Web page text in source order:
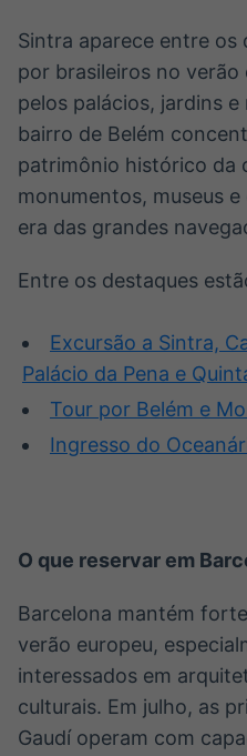
Sintra aparece entre os
por brasileiros no verão
pelos palácios, jardins
bairro de Belém
patrimônio histórico da
monumentos, museus
era das grandes
Entre os destaques
Excursão a Sintra,
Palácio da Pena e
Tour por Belém e
Ingresso do
O que reservar em
Barcelona mantém
verão europeu,
interessados em
culturais. Em julho, as
Gaudí operam com